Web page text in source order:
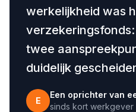
werkelijkheid was
twee
duidelijk
E
Een oprichter van
sinds kort werkgever